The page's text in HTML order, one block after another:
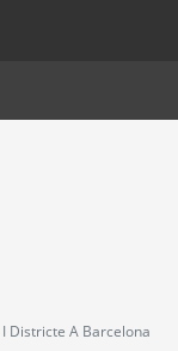
finestra.
Districte A Barcelona